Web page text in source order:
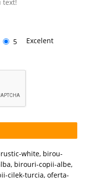
text!
5 Excelent
white, birou-
, birouri-copii-albe,
cilek-turcia, oferta-